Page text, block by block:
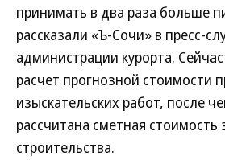
принимать в два раза больше
рассказали «Ъ-Сочи» в пресс-
администрации курорта.
расчет прогнозной стоимости
изыскательских работ, после
рассчитана сметная стоимость
строительства.